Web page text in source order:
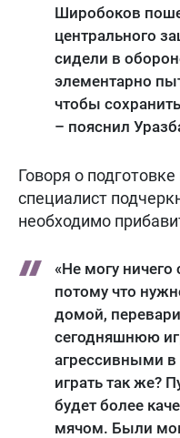
Широбоков
центрального
сидели в
элементарно
чтобы
– пояснил
Говоря о
специалист
необходимо
«Не могу ничего
потому что
домой,
сегодняшнюю
агрессивными в
играть так же?
будет более
мячом. Были